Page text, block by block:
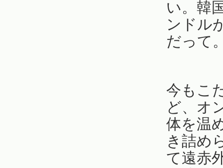
い。韓
ンドル
だって
今もこ
ど、オ
体を温
き詰め
て遠赤